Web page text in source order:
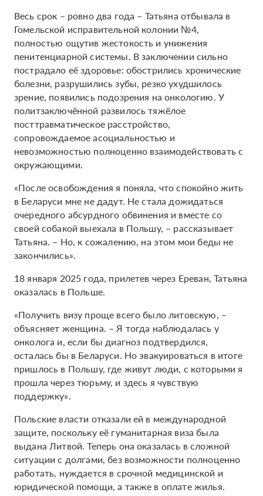
Весь срок – ровно два года – Татьяна отбывала в
Гомельской исправительной колонии №4,
полностью ощутив жестокость и унижения
пенитенциарной системы. В заключении сильно
пострадало её здоровье: обострились хронические
болезни, разрушились зубы, резко ухудшилось
зрение, появились подозрения на онкологию. У
политзаключённой развилось тяжёлое
посттравматическое расстройство,
сопровождаемое асоциальностью и
невозможностью полноценно взаимодействовать с
окружающими.
«После освобождения я поняла, что спокойно жить
в Беларуси мне не дадут. Не стала дожидаться
очередного абсурдного обвинения и вместе со
своей собакой выехала в Польшу, – рассказывает
Татьяна. – Но, к сожалению, на этом мои беды не
закончились».
18 января 2025 года, прилетев через Ереван, Татьяна
оказалась в Польше.
«Получить визу проще всего было литовскую, –
объясняет женщина. – Я тогда наблюдалась у
онколога и, если бы диагноз подтвердился,
осталась бы в Беларуси. Но эвакуироваться в итоге
пришлось в Польшу, где живут люди, с которыми я
прошла через тюрьму, и здесь я чувствую
поддержку».
Польские власти отказали ей в международной
защите, поскольку её гуманитарная виза была
выдана Литвой. Теперь она оказалась в сложной
ситуации с долгами, без возможности полноценно
работать, нуждается в срочной медицинской и
юридической помощи, а также в оплате жилья.